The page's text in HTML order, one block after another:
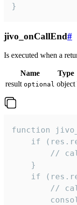
}
jivo_onCallEnd#
Is executed when a
Name Type
result optional object
function
if
//
    }
if
//